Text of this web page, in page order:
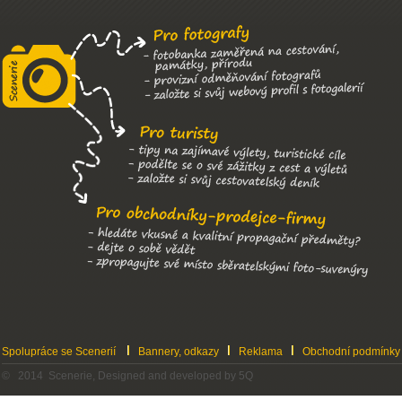
Spolupráce se Scenerií Bannery, odkazy Reklama
Obchodní podmínky
© 2014 Scenerie, Designed and developed by 5Q